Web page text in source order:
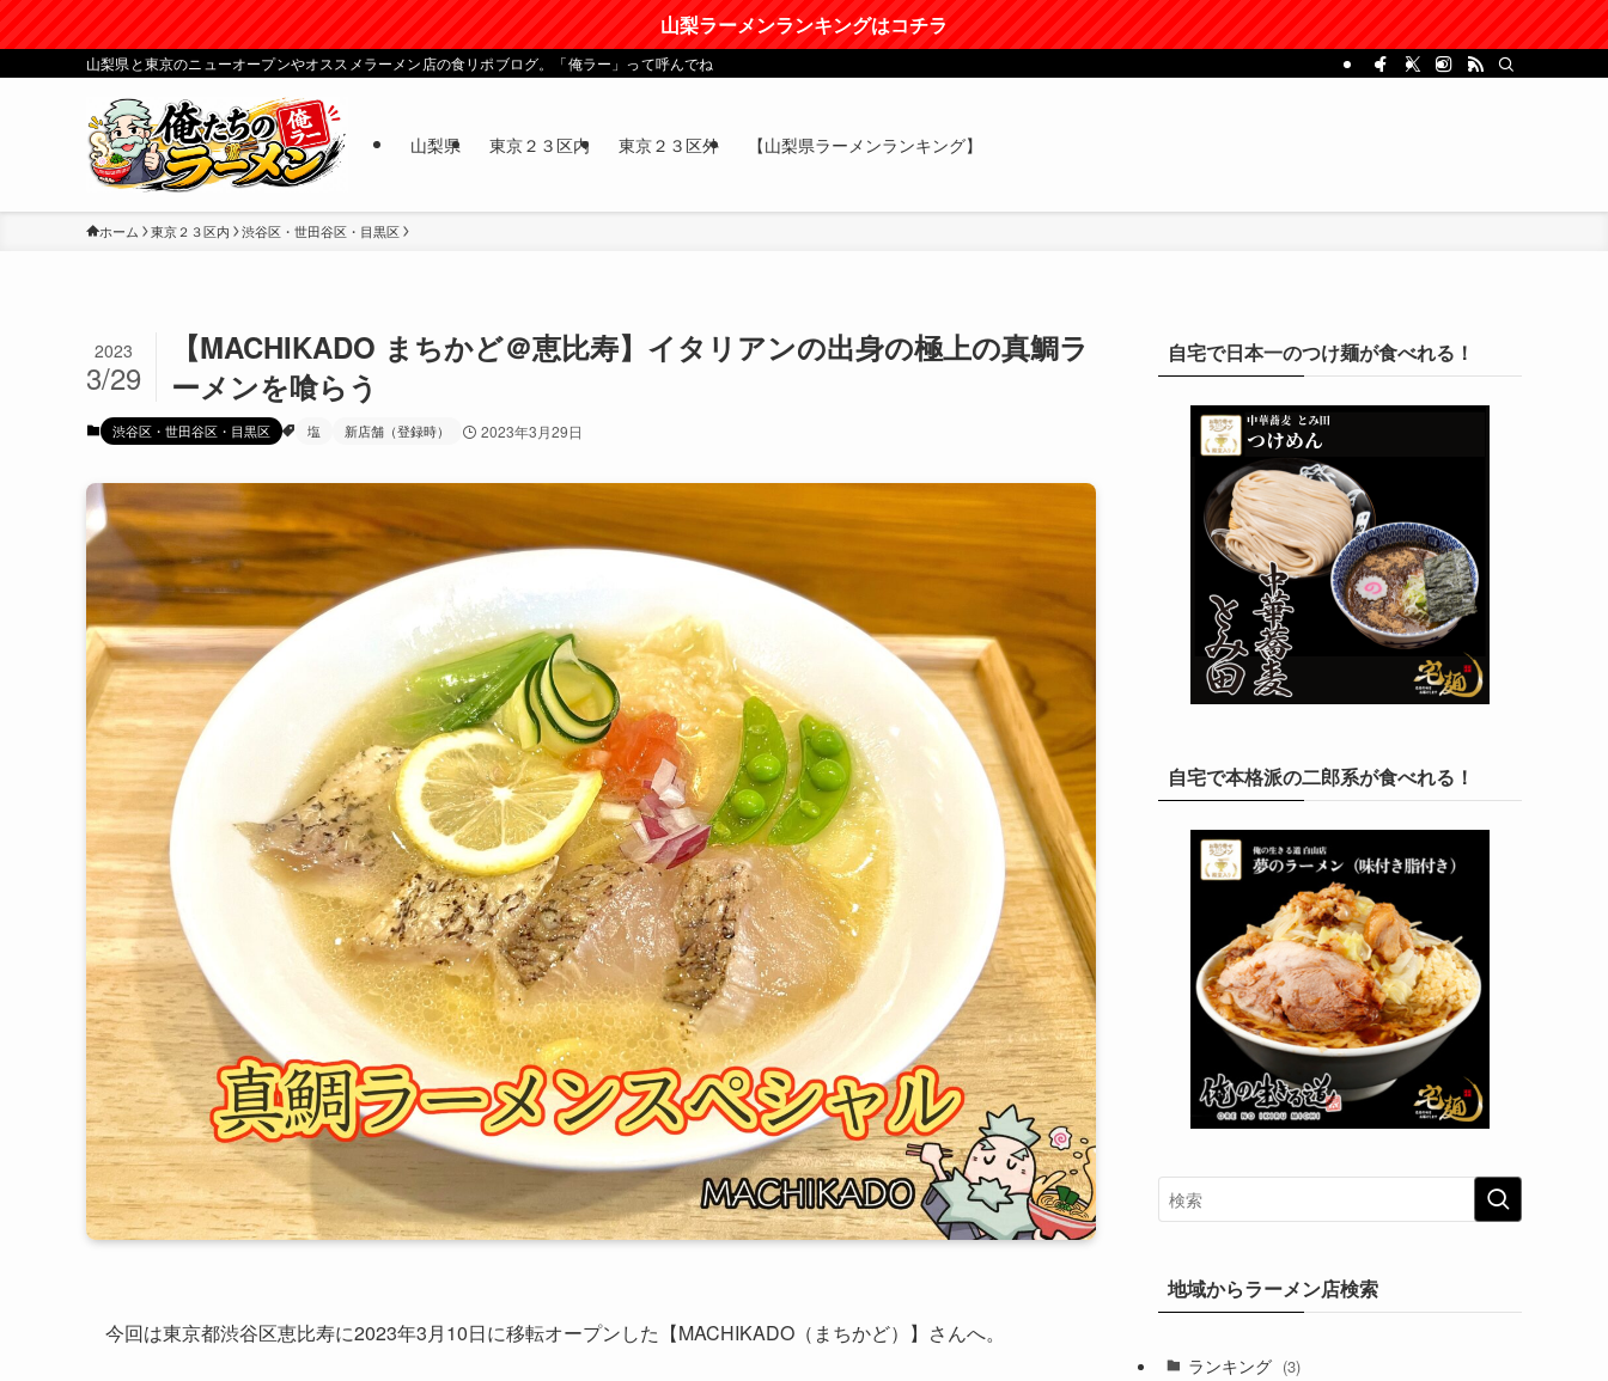
山梨ラーメンランキングはコチラ
山梨県と東京のニューオープンやオススメラーメン店の食リポブログ。「俺ラー」って呼んでね
山梨県 東京２３区内 東京２３区外 【山梨県ラーメンランキング】
ホーム 東京２３区内 渋谷区・世田谷区・目黒区
【MACHIKADO まちかど＠恵比寿】イタリアンの出身の極上の真鯛ラ
ーメンを喰らう
2023
3/29
渋谷区・世田谷区・目黒区 塩 新店舗（登録時） 2023年3月29日
今回は東京都渋谷区恵比寿に2023年3月10日に移転オープンした【MACHIKADO（まちかど）】さんへ。
自宅で日本一のつけ麺が食べれる！
自宅で本格派の二郎系が食べれる！
地域からラーメン店検索
ランキング (3)